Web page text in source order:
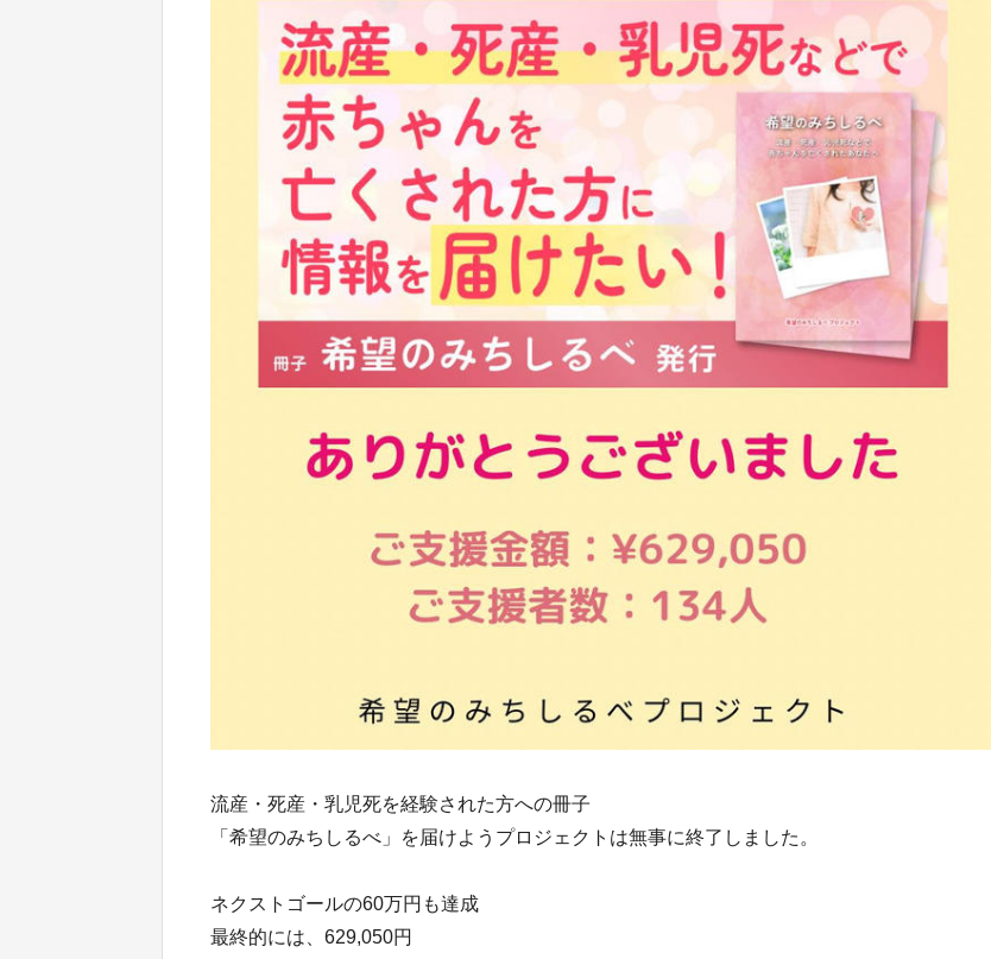
流産・死産・乳児死を経験された方への冊子
「希望のみちしるべ」を届けようプロジェクトは無事に終了しました。
ネクストゴールの60万円も達成
最終的には、629,050円